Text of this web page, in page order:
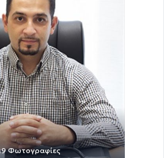
9 Φωτογραφίες